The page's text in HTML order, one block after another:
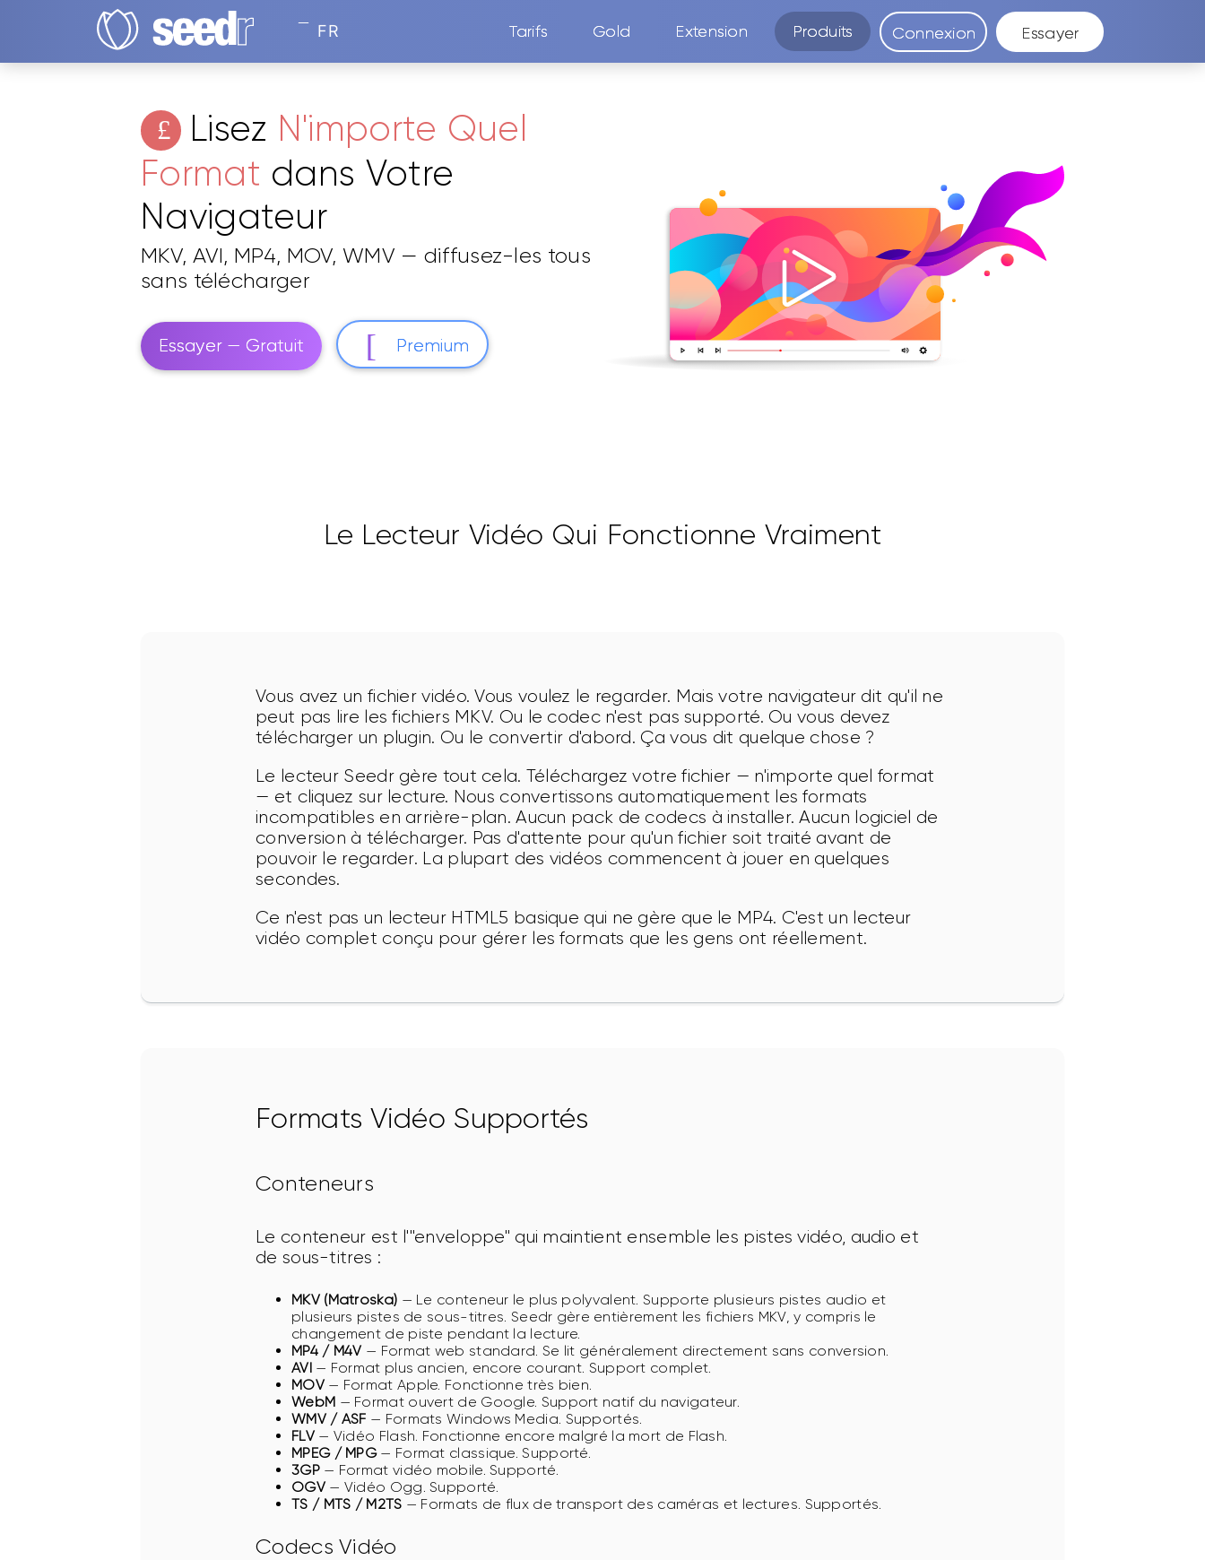
FR Tarifs Gold Extension Produits Connexion Essayer
Lisez N'importe Quel
Format dans Votre
Navigateur
MKV, AVI, MP4, MOV, WMV — diffusez-les tous
sans télécharger
Essayer — Gratuit Premium
Le Lecteur Vidéo Qui Fonctionne Vraiment
Vous avez un fichier vidéo. Vous voulez le regarder. Mais votre navigateur dit qu'il ne
peut pas lire les fichiers MKV. Ou le codec n'est pas supporté. Ou vous devez
télécharger un plugin. Ou le convertir d'abord. Ça vous dit quelque chose ?
Le lecteur Seedr gère tout cela. Téléchargez votre fichier — n'importe quel format
— et cliquez sur lecture. Nous convertissons automatiquement les formats
incompatibles en arrière-plan. Aucun pack de codecs à installer. Aucun logiciel de
conversion à télécharger. Pas d'attente pour qu'un fichier soit traité avant de
pouvoir le regarder. La plupart des vidéos commencent à jouer en quelques
secondes.
Ce n'est pas un lecteur HTML5 basique qui ne gère que le MP4. C'est un lecteur
vidéo complet conçu pour gérer les formats que les gens ont réellement.
Formats Vidéo Supportés
Conteneurs
Le conteneur est l'"enveloppe" qui maintient ensemble les pistes vidéo, audio et
de sous-titres :
MKV (Matroska) — Le conteneur le plus polyvalent. Supporte plusieurs pistes audio et
plusieurs pistes de sous-titres. Seedr gère entièrement les fichiers MKV, y compris le
changement de piste pendant la lecture.
MP4 / M4V — Format web standard. Se lit généralement directement sans conversion.
AVI— Format plus ancien, encore courant. Support complet.
MOV— Format Apple. Fonctionne très bien.
WebM — Format ouvert de Google. Support natif du navigateur.
WMV / ASF — Formats Windows Media. Supportés.
FLV— Vidéo Flash. Fonctionne encore malgré la mort de Flash.
MPEG / MPG— Format classique. Supporté.
3GP— Format vidéo mobile. Supporté.
OGV— Vidéo Ogg. Supporté.
TS / MTS / M2TS — Formats de flux de transport des caméras et lectures. Supportés.
Codecs Vidéo